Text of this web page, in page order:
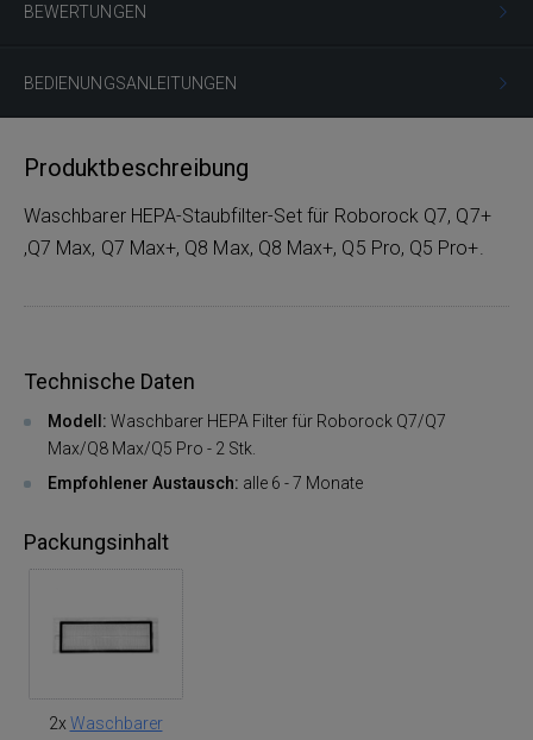
BEWERTUNGEN
BEDIENUNGSANLEITUNGEN
Produktbeschreibung
Waschbarer HEPA-Staubfilter-Set für Roborock Q7, Q7+
,Q7 Max, Q7 Max+, Q8 Max, Q8 Max+, Q5 Pro, Q5 Pro+.
Technische Daten
Modell: Waschbarer HEPA Filter für Roborock Q7/Q7
Max/Q8 Max/Q5 Pro - 2 Stk.
Empfohlener Austausch: alle 6 - 7 Monate
Packungsinhalt
2x Waschbarer